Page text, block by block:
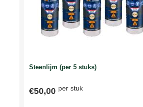
Steenlijm (per 5 stuks)
€50,00 per stuk